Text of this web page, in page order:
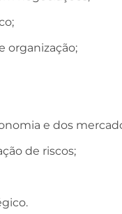
organização;
e dos
de riscos;